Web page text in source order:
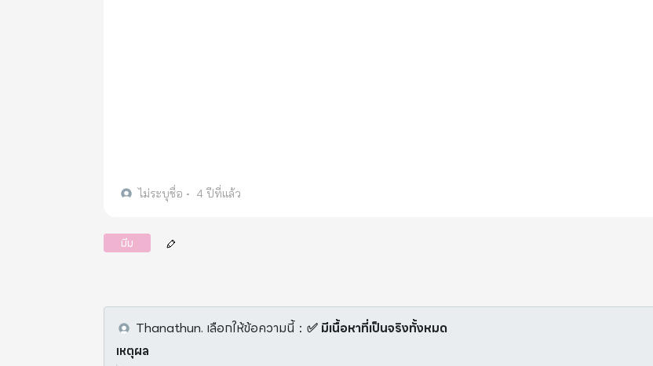
ไม่ระบุชื่อ • 4 ปีที่แล้ว
มีม
Thanathun. เลือกให้ข้อความนี้： ✅ มีเนื้อหาที่เป็นจริงทั้งหมด
เหตุผล